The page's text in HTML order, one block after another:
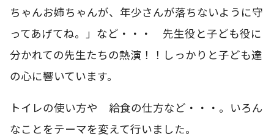
ちゃんお姉ちゃんが、年少さんが落ちないように守
ってあげてね。」など・・・ 先生役と子ども役に
分かれての先生たちの熱演！！しっかりと子ども達
の心に響いています。
トイレの使い方や 給食の仕方など・・・。いろん
なことをテーマを変えて行いました。